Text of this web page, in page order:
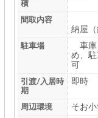
積
間取内容
納屋
駐車場
車庫
め、
可
引渡/入居時
期
即時
周辺環境 そお